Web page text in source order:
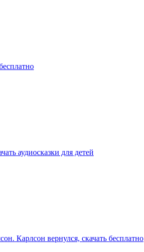
аудиосказки для детей
Карлсон вернулся, скачать бесплатно